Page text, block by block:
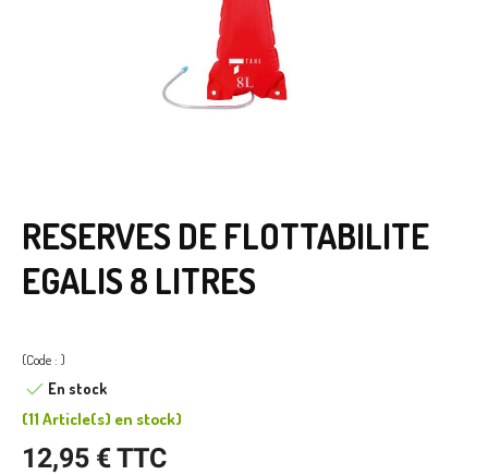
RESERVES DE FLOTTABILITE
EGALIS 8 LITRES
(Code : )
En stock
(11 Article(s) en stock)
12,95 € TTC